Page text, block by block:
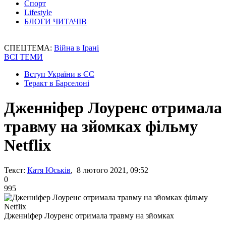
Спорт
Lifestyle
БЛОГИ ЧИТАЧІВ
СПЕЦТЕМА: Війна в Ірані
ВСІ ТЕМИ
Вступ України в ЄС
Теракт в Барселоні
Дженніфер Лоуренс отримала
травму на зйомках фільму
Netflix
Текст: Катя Юськів, 8 лютого 2021, 09:52
0
995
Дженніфер Лоуренс отримала травму на зйомках